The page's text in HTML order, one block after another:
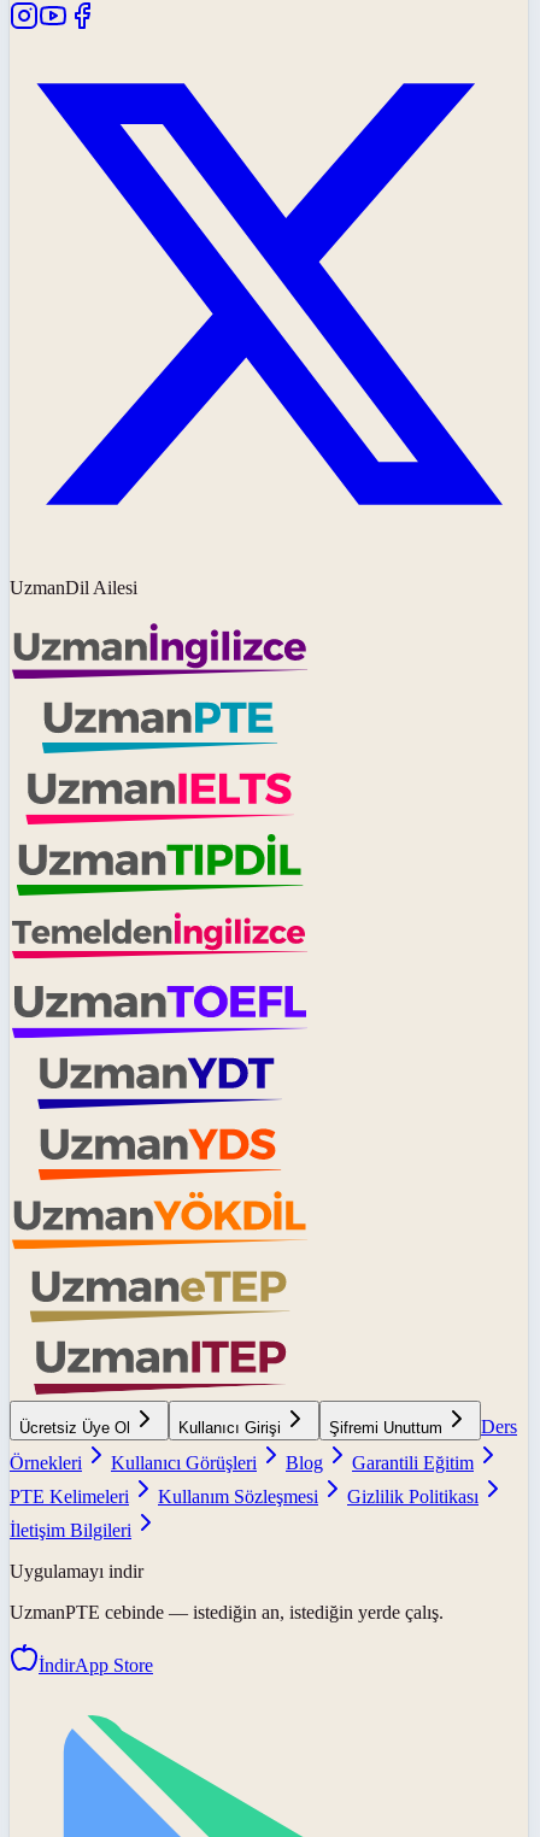
UzmanDil Ailesi
Ücretsiz Üye Ol Kullanıcı Girişi Şifremi Unuttum
Ders
Örnekleri
Kullanıcı Görüşleri Blog
Garantili Eğitim
PTE Kelimeleri
Kullanım Sözleşmesi
Gizlilik Politikası
İletişim Bilgileri
Uygulamayı indir
UzmanPTE cebinde — istediğin an, istediğin yerde çalış.
İndirApp Store